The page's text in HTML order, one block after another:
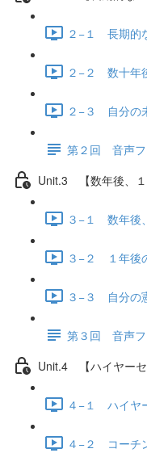
２−１ 長期的
２−２ 数十年
２−３ 自分の
第２回 音声フ
Unit.3 【数年後、１
３−１ 数年後
３−２ １年後
３−３ 自分の
第３回 音声フ
Unit.4 【ハイヤーセ
４−１ ハイヤ
４−２ コーチ